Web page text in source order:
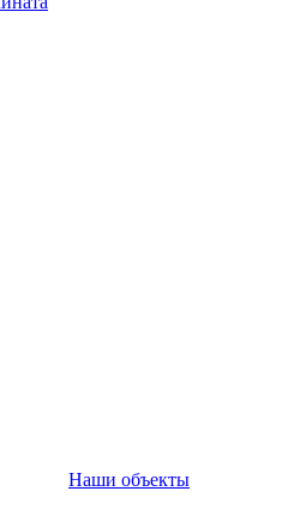
Наши объекты